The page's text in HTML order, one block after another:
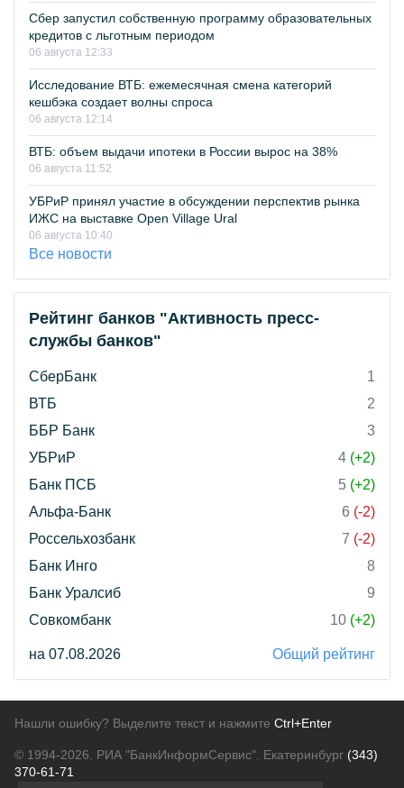
Сбер запустил собственную программу образовательных
кредитов с льготным периодом
06 августа 12:33
Исследование ВТБ: ежемесячная смена категорий
кешбэка создает волны спроса
06 августа 12:14
ВТБ: объем выдачи ипотеки в России вырос на 38%
06 августа 11:52
УБРиР принял участие в обсуждении перспектив рынка
ИЖС на выставке Open Village Ural
06 августа 10:40
Все новости
Рейтинг банков "Активность пресс-
службы банков"
СберБанк
1
ВТБ
2
ББР Банк
3
УБРиР
4 (+2)
Банк ПСБ
5 (+2)
Альфа-Банк
6 (-2)
Россельхозбанк
7 (-2)
Банк Инго
8
Банк Уралсиб
9
Совкомбанк
10 (+2)
на 07.08.2026 Общий рейтинг
Нашли ошибку? Выделите текст и нажмите Ctrl+Enter
© 1994-2026. РИА "БанкИнформСервис". Екатеринбург (343)
370-61-71